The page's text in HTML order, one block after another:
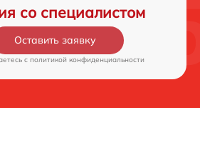
со специалистом
Оставить заявку
c политикой конфиденциальности